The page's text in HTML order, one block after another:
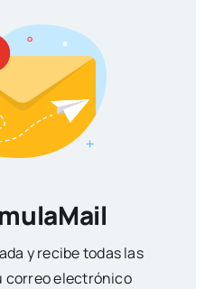
y recibe todas las
correo electrónico